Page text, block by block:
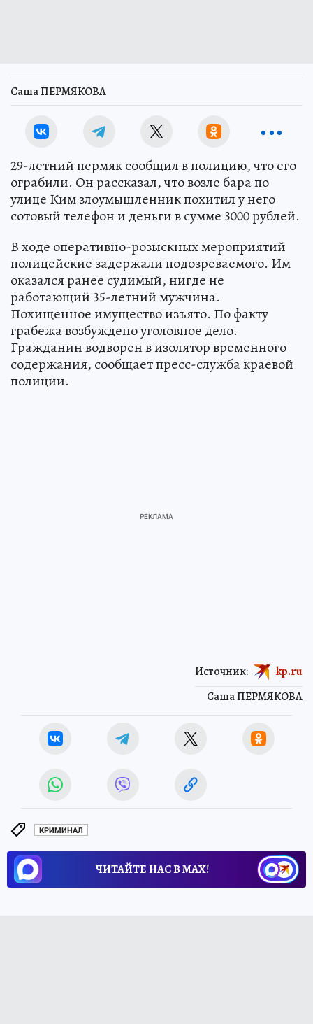
Саша ПЕРМЯКОВА
29-летний пермяк сообщил в полицию, что его
ограбили. Он рассказал, что возле бара по
улице Ким злоумышленник похитил у него
сотовый телефон и деньги в сумме 3000 рублей.
В ходе оперативно-розыскных мероприятий
полицейские задержали подозреваемого. Им
оказался ранее судимый, нигде не
работающий 35-летний мужчина.
Похищенное имущество изъято. По факту
грабежа возбуждено уголовное дело.
Гражданин водворен в изолятор временного
содержания, сообщает пресс-служба краевой
полиции.
Саша ПЕРМЯКОВА
Источник: kp.ru
КРИМИНАЛ
ЧИТАЙТЕ НАС В МАХ!